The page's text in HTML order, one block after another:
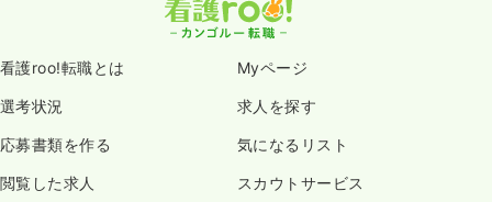
看護roo!転職とは Myページ
選考状況 求人を探す
応募書類を作る 気になるリスト
閲覧した求人 スカウトサービス